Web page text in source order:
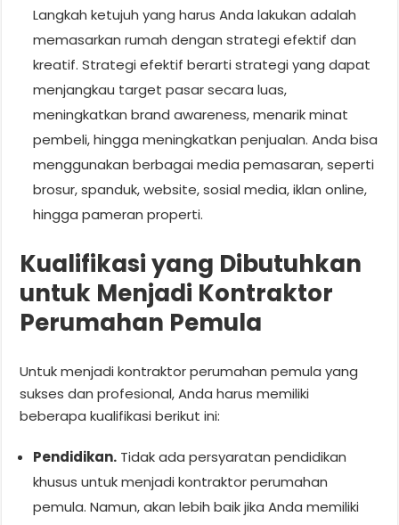
Langkah ketujuh yang harus Anda lakukan adalah
memasarkan rumah dengan strategi efektif dan
kreatif. Strategi efektif berarti strategi yang dapat
menjangkau target pasar secara luas,
meningkatkan brand awareness, menarik minat
pembeli, hingga meningkatkan penjualan. Anda bisa
menggunakan berbagai media pemasaran, seperti
brosur, spanduk, website, sosial media, iklan online,
hingga pameran properti.
Kualifikasi yang Dibutuhkan
untuk Menjadi Kontraktor
Perumahan Pemula
Untuk menjadi kontraktor perumahan pemula yang
sukses dan profesional, Anda harus memiliki
beberapa kualifikasi berikut ini:
Pendidikan. Tidak ada persyaratan pendidikan
khusus untuk menjadi kontraktor perumahan
pemula. Namun, akan lebih baik jika Anda memiliki